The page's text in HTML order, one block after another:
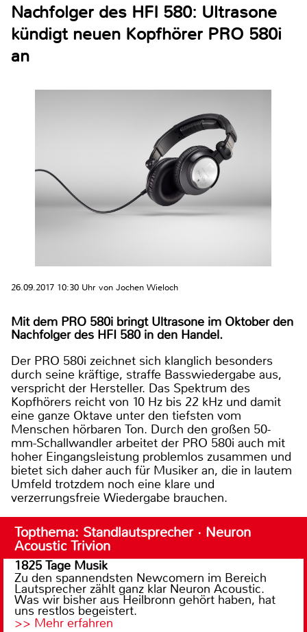
Nachfolger des HFI 580: Ultrasone
kündigt neuen Kopfhörer PRO 580i
an
26.09.2017 10:30 Uhr von Jochen Wieloch
Mit dem PRO 580i bringt Ultrasone im Oktober den
Nachfolger des HFI 580 in den Handel.
Der PRO 580i zeichnet sich klanglich besonders
durch seine kräftige, straffe Basswiedergabe aus,
verspricht der Hersteller. Das Spektrum des
Kopfhörers reicht von 10 Hz bis 22 kHz und damit
eine ganze Oktave unter den tiefsten vom
Menschen hörbaren Ton. Durch den großen 50-
mm-Schallwandler arbeitet der PRO 580i auch mit
hoher Eingangsleistung problemlos zusammen und
bietet sich daher auch für Musiker an, die in lautem
Umfeld trotzdem noch eine klare und
verzerrungsfreie Wiedergabe brauchen.
Topthema: Standlautsprecher · Neuron
Acoustic Trivion
1825 Tage Musik
Zu den spannendsten Newcomern im Bereich
Lautsprecher zählt ganz klar Neuron Acoustic.
Was wir bisher aus Heilbronn gehört haben, hat
uns restlos begeistert.
>> Mehr erfahren